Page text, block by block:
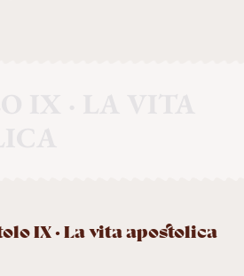
IX · La vita apostolica